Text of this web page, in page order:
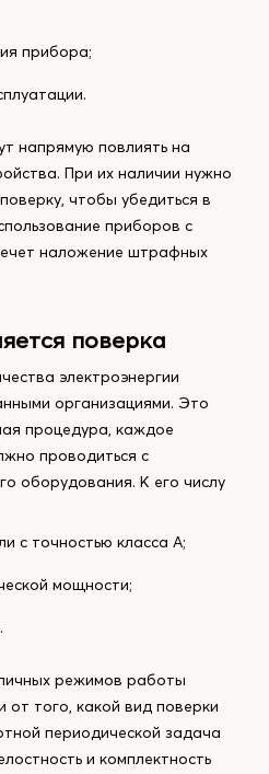
прибора;
напрямую повлиять на
При их наличии нужно
чтобы убедиться в
приборов с
наложение штрафных
поверка
электроэнергии
организациями. Это
процедура, каждое
проводиться с
оборудования. К его числу
с точностью класса А;
мощности;
режимов работы
от того, какой вид поверки
периодической задача
и комплектность